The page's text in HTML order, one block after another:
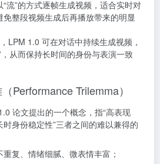
流”的方式逐帧生成视频，适合实时对
整段视频生成后再播放带来的明显
LPM 1.0 可在对话中持续生成视频，
从而保持长时间的身份与表演一致
Performance Trilemma）
论文提出的一个概念，指“高表现
身份稳定性”三者之间的难以兼得的
复、情绪细腻、微表情丰富；